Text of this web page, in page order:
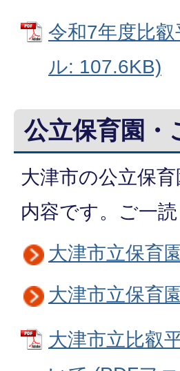
令和7年度比
ル: 107.6KB)
公立保育園・
大津市の公立保
内容です。ご一読
大津市立保育
大津市立保育
大津市立比叡